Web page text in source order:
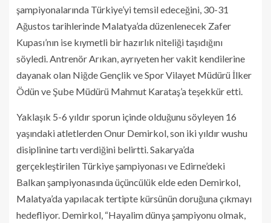
şampiyonalarında Türkiye’yi temsil edeceğini, 30-31
Ağustos tarihlerinde Malatya’da düzenlenecek Zafer
Kupası’nın ise kıymetli bir hazırlık niteliği taşıdığını
söyledi. Antrenör Arıkan, ayrıyeten her vakit kendilerine
dayanak olan Niğde Gençlik ve Spor Vilayet Müdürü İlker
Ödün ve Şube Müdürü Mahmut Karataş’a teşekkür etti.
Yaklaşık 5-6 yıldır sporun içinde olduğunu söyleyen 16
yaşındaki atletlerden Onur Demirkol, son iki yıldır wushu
disiplinine tartı verdiğini belirtti. Sakarya’da
gerçekleştirilen Türkiye şampiyonası ve Edirne’deki
Balkan şampiyonasında üçüncülük elde eden Demirkol,
Malatya’da yapılacak tertipte kürsünün doruğuna çıkmayı
hedefliyor. Demirkol, “Hayalim dünya şampiyonu olmak,